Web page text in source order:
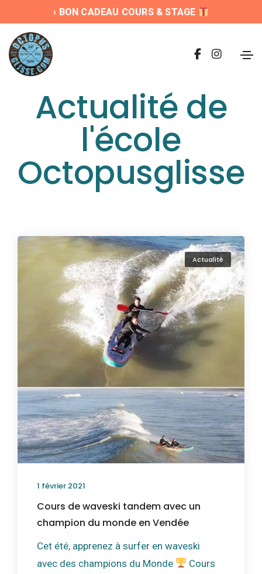
› BON CADEAU COURS & STAGE
Actualité de
l'école
Octopusglisse
Actualité
1 février 2021
Cours de waveski tandem avec un
champion du monde en Vendée
Cet été, apprenez à surfer en waveski
avec des champions du Monde
Cours